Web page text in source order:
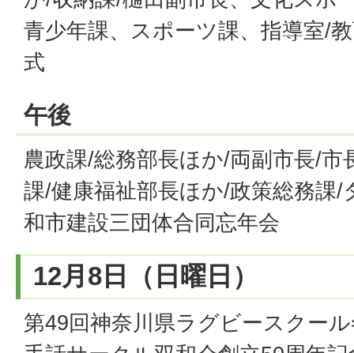
青少年課、スポーツ課、指導室/
式
午後
農政課/総務部長ほか/両副市長/市
課/健康福祉部長ほか/政策総務課
和市建設三団体合同忘年会
12月8日（日曜日）
第49回神奈川県ラグビースクー